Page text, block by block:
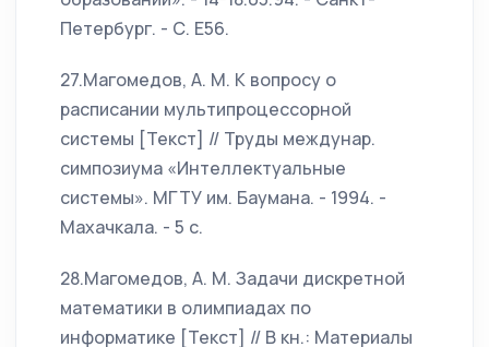
Петербург. - С. Е56.
27.Магомедов, А. М. К вопросу о
расписании мультипроцессорной
системы [Текст] // Труды междунар.
симпозиума «Интеллектуальные
системы». МГТУ им. Баумана. - 1994. -
Махачкала. - 5 c.
28.Магомедов, А. М. Задачи дискретной
математики в олимпиадах по
информатике [Текст] // В кн.: Материалы